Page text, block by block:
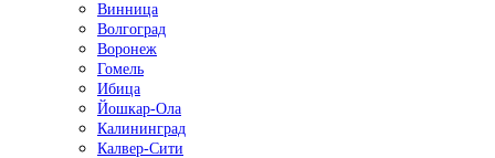
Винница
Волгоград
Воронеж
Гомель
Ибица
Йошкар-Ола
Калининград
Калвер-Сити